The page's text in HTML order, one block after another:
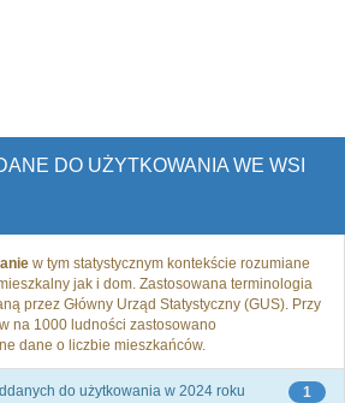
DO UŻYTKOWANIA WE WSI
w tym statystycznym kontekście rozumiane
jak i dom. Zastosowana terminologia
przez Główny Urząd Statystyczny (GUS). Przy
na 1000 ludności zastosowano
dane o liczbie mieszkańców.
1
do użytkowania w 2024 roku